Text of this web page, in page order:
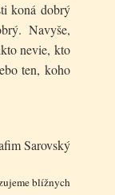
koná dobrý
Navyše,
nevie, kto
ten, koho
Sarovský
blížnych